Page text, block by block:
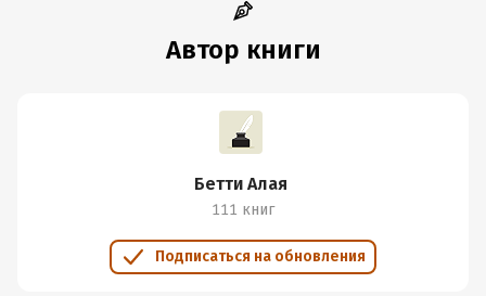
Автор книги
Бетти Алая
111 книг
Подписаться на обновления